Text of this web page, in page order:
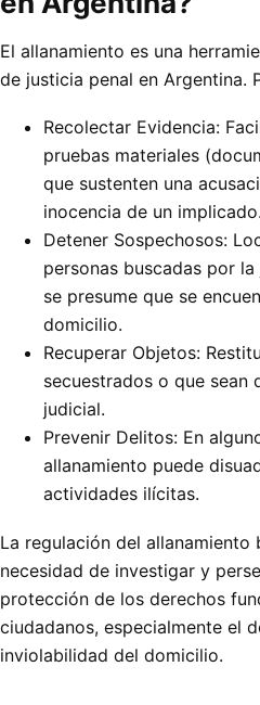
El allanamiento es una
de justicia penal en Argentina.
Recolectar Evidencia:
pruebas materiales
que sustenten una
inocencia de un implicado.
Detener Sospechosos:
personas buscadas por
se presume que se
domicilio.
Recuperar Objetos:
secuestrados o que sean
judicial.
Prevenir Delitos: En
allanamiento puede
actividades ilícitas.
La regulación del
necesidad de investigar y
protección de los derechos
ciudadanos, especialmente el
inviolabilidad del domicilio.